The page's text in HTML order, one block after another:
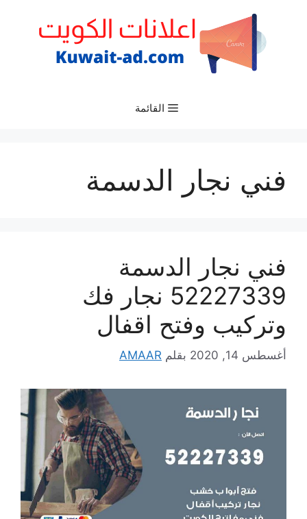
القائمة
فني نجار الدسمة
فني نجار الدسمة
52227339 نجار فك
وتركيب وفتح اقفال
أغسطس 14, 2020 بقلم AMAAR